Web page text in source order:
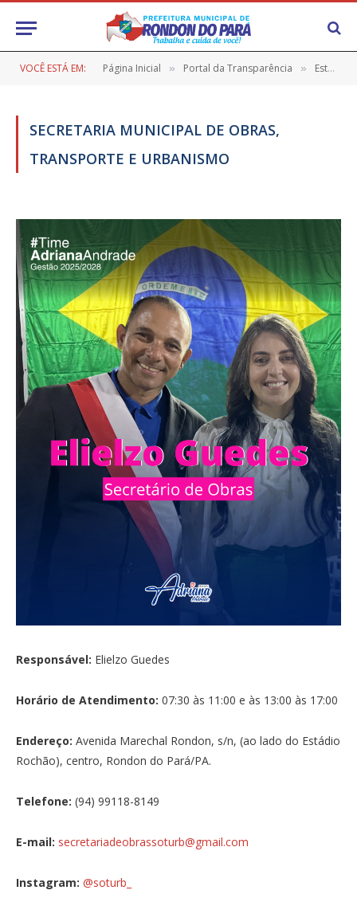
VOCÊ ESTÁ EM: Página Inicial » Portal da Transparência » Estrutura Organizacional
SECRETARIA MUNICIPAL DE OBRAS,
TRANSPORTE E URBANISMO
Responsável: Elielzo Guedes
Horário de Atendimento: 07:30 às 11:00 e às 13:00 às 17:00
Endereço: Avenida Marechal Rondon, s/n, (ao lado do Estádio
Rochão), centro, Rondon do Pará/PA.
Telefone: (94) 99118-8149
E-mail: secretariadeobrassoturb@gmail.com
Instagram: @soturb_